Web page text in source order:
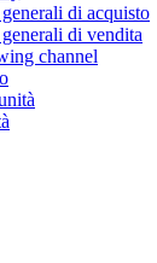
di acquisto
di vendita
channel